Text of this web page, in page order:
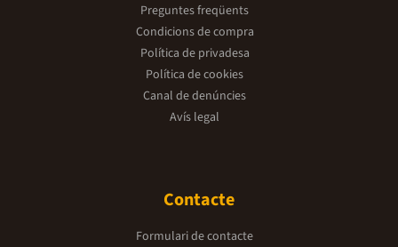
Preguntes freqüents
Condicions de compra
Política de privadesa
Política de cookies
Canal de denúncies
Avís legal
Contacte
Formulari de contacte